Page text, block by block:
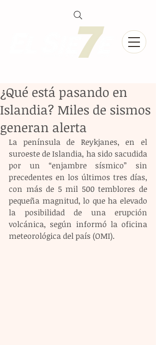
¿Qué está pasando en
Islandia? Miles de sismos
generan alerta
La península de Reykjanes, en el
suroeste de Islandia, ha sido sacudida
por un “enjambre sísmico” sin
precedentes en los últimos tres días,
con más de 5 mil 500 temblores de
pequeña magnitud, lo que ha elevado
la posibilidad de una erupción
volcánica, según informó la oficina
meteorológica del país (OMI).